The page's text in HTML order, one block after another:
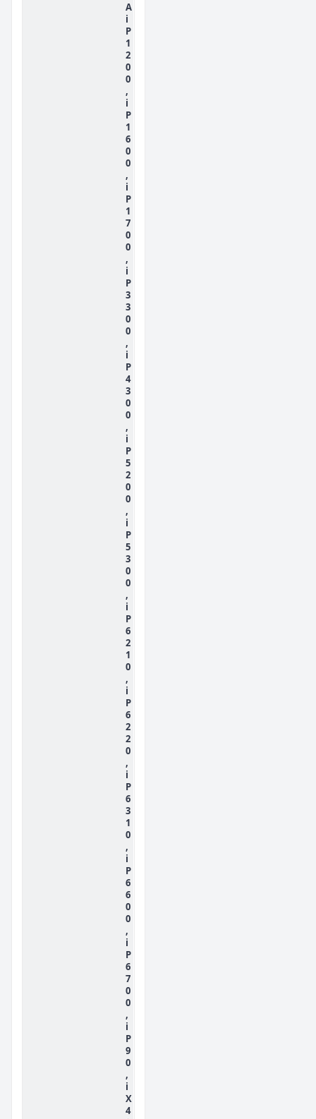
A
i
P
1
2
0
0
,
i
P
1
6
0
0
,
i
P
1
7
0
0
,
i
P
3
3
0
0
,
i
P
4
3
0
0
,
i
P
5
2
0
0
,
i
P
5
3
0
0
,
i
P
6
2
1
0
,
i
P
6
2
2
0
,
i
P
6
3
1
0
,
i
P
6
6
0
0
,
i
P
6
7
0
0
,
i
P
9
0
,
i
X
4